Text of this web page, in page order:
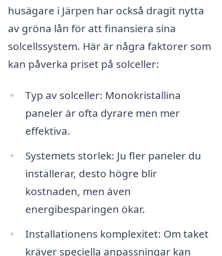
husägare i Järpen har också dragit nytta
av gröna lån för att finansiera sina
solcellssystem. Här är några faktorer som
kan påverka priset på solceller:
Typ av solceller: Monokristallina
paneler är ofta dyrare men mer
effektiva.
Systemets storlek: Ju fler paneler du
installerar, desto högre blir
kostnaden, men även
energibesparingen ökar.
Installationens komplexitet: Om taket
kräver speciella anpassningar kan